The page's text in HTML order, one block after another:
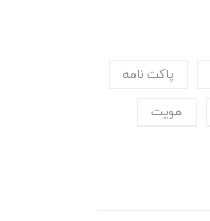
پاکت نامه
هویت